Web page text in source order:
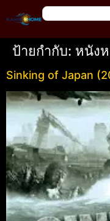
ป้ายกำกับ: หนัง
Sinking of Japan